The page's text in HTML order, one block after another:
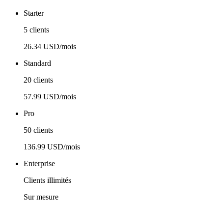
Starter
5 clients
26.34 USD/mois
Standard
20 clients
57.99 USD/mois
Pro
50 clients
136.99 USD/mois
Enterprise
Clients illimités
Sur mesure